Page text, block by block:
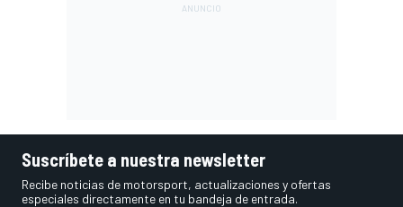
Suscríbete a nuestra newsletter
Recibe noticias de motorsport, actualizaciones y ofertas
especiales directamente en tu bandeja de entrada.